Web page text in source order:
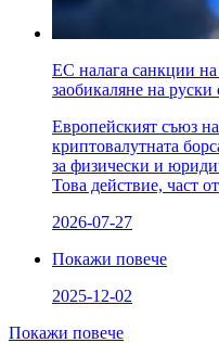
ЕС налага санкции
заобикаляне на руски
Европейският съюз
криптовалутната
за физически и
Това действие, част
2026-07-27
Покажи повече
2025-12-02
Покажи повече